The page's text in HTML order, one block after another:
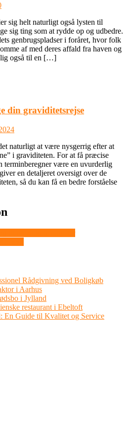
sig helt naturligt også lysten til
sig ting som at rydde op og udbedre.
genbrugspladser i foråret, hvor folk
af med deres affald fra haven og
også til en […]
din graviditetsrejse
naturligt at være nysgerrig efter at
i graviditeten. For at få præcise
terminberegner være en uvurderlig
en detaljeret oversigt over de
så du kan få en bedre forståelse
Rådgivning ved Boligkøb
i Aarhus
i Jylland
restaurant i Ebeltoft
En Guide til Kvalitet og Service